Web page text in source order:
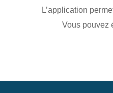
L’application
Vous pouvez